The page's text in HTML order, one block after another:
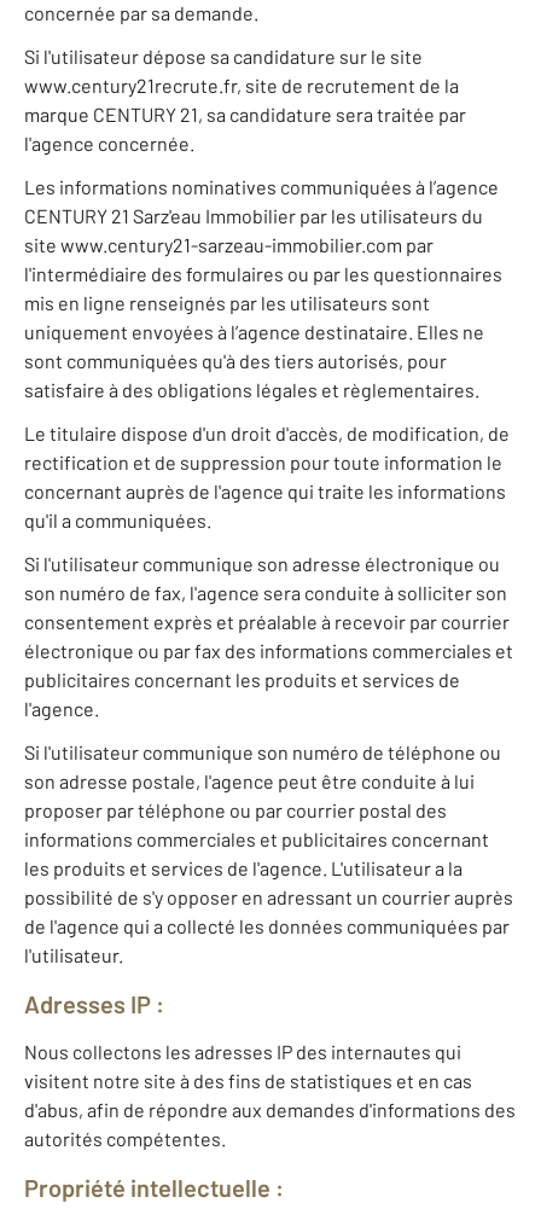
concernée par sa demande.
Si l'utilisateur dépose sa candidature sur le site
www.century21recrute.fr, site de recrutement de la
marque CENTURY 21, sa candidature sera traitée par
l'agence concernée.
Les informations nominatives communiquées à l’agence
CENTURY 21 Sarz'eau Immobilier par les utilisateurs du
site www.century21-sarzeau-immobilier.com par
l'intermédiaire des formulaires ou par les questionnaires
mis en ligne renseignés par les utilisateurs sont
uniquement envoyées à l’agence destinataire. Elles ne
sont communiquées qu'à des tiers autorisés, pour
satisfaire à des obligations légales et règlementaires.
Le titulaire dispose d'un droit d'accès, de modification, de
rectification et de suppression pour toute information le
concernant auprès de l'agence qui traite les informations
qu'il a communiquées.
Si l'utilisateur communique son adresse électronique ou
son numéro de fax, l'agence sera conduite à solliciter son
consentement exprès et préalable à recevoir par courrier
électronique ou par fax des informations commerciales et
publicitaires concernant les produits et services de
l'agence.
Si l'utilisateur communique son numéro de téléphone ou
son adresse postale, l'agence peut être conduite à lui
proposer par téléphone ou par courrier postal des
informations commerciales et publicitaires concernant
les produits et services de l'agence. L'utilisateur a la
possibilité de s'y opposer en adressant un courrier auprès
de l'agence qui a collecté les données communiquées par
l'utilisateur.
Adresses IP :
Nous collectons les adresses IP des internautes qui
visitent notre site à des fins de statistiques et en cas
d'abus, afin de répondre aux demandes d'informations des
autorités compétentes.
Propriété intellectuelle :